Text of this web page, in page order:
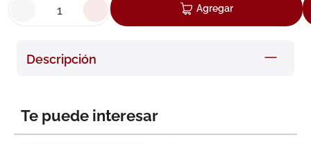
Agregar
Descripción
Te puede interesar
megacistin
8. roche posay